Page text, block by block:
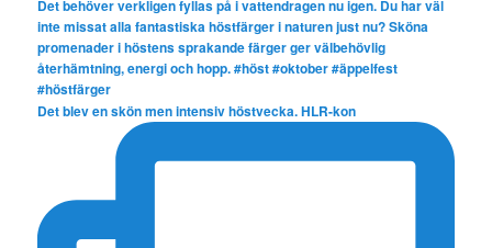
Det blev en skön men intensiv höstvecka. HLR-kon